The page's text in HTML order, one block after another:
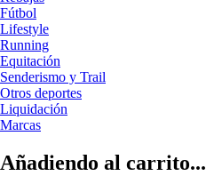
Fútbol
Lifestyle
Running
Equitación
Senderismo y Trail
Otros deportes
Liquidación
Marcas
Añadiendo al carrito...